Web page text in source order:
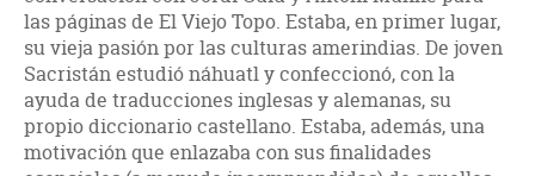
las páginas de El Viejo Topo. Estaba, en primer lugar,
su vieja pasión por las culturas amerindias. De joven
Sacristán estudió náhuatl y confeccionó, con la
ayuda de traducciones inglesas y alemanas, su
propio diccionario castellano. Estaba, además, una
motivación que enlazaba con sus finalidades